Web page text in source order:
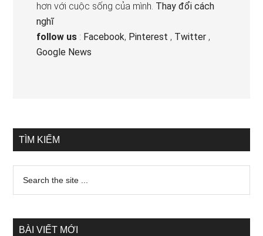
hơn với cuộc sống của mình. Thay đổi cách
nghĩ
follow us : Facebook, Pinterest , Twitter ,
Google News
TÌM KIẾM
BÀI VIẾT MỚI